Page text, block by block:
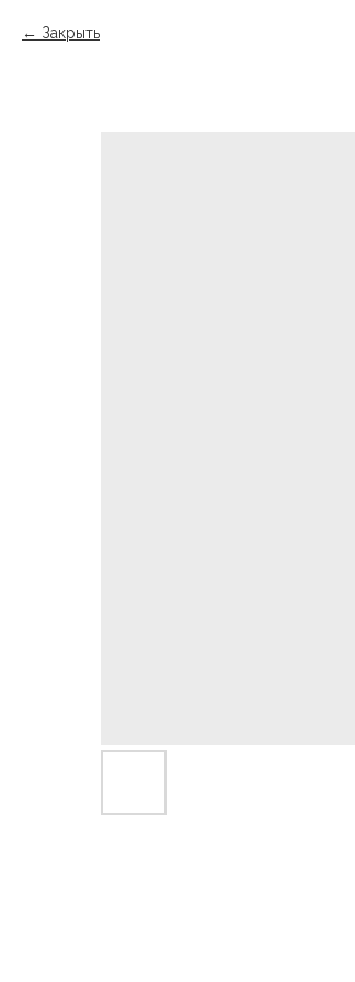
Закрыть